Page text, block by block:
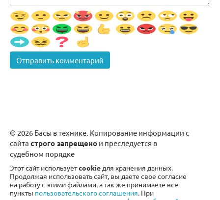
© 2026 Басы в технике. Копирование информации с
сайта строго запрещено и преследуется в
судебном порядке
Этот сайт используетcookie для хранения данных.
Продолжая использовать сайт, вы даете свое согласие
на работу с этими файлами, а так же принимаете все
пункты пользовательского соглашения. При